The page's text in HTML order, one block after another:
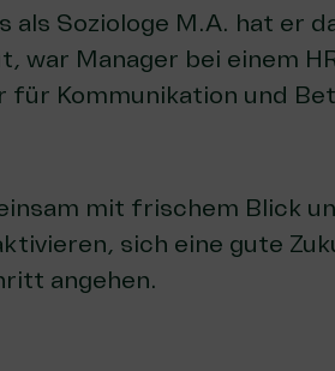
als Soziologe M.A. hat er
war Manager bei einem
für Kommunikation und
mit frischem Blick
sich eine gute
angehen.